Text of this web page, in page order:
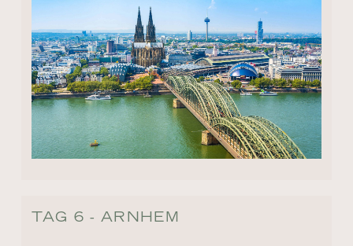
TAG 6 - ARNHEM